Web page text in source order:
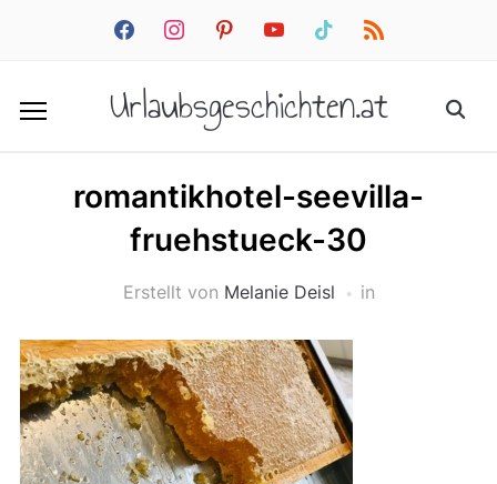
facebookinstagrampinterestyoutube tiktok rss
Urlaubsgeschichten.at
romantikhotel-seevilla-
fruehstueck-30
Erstellt von Melanie Deisl in